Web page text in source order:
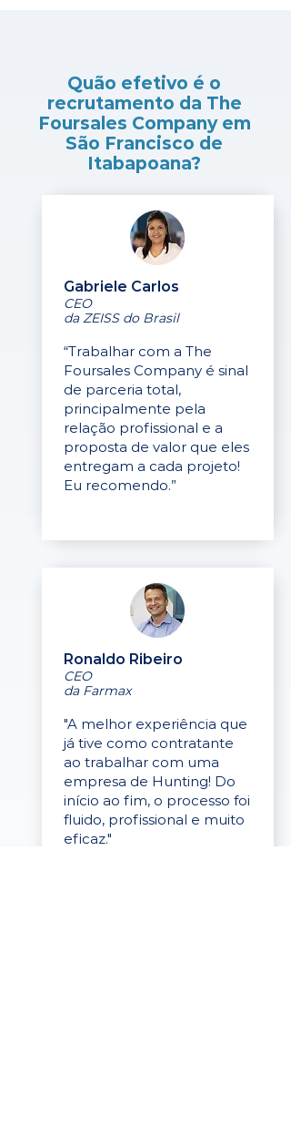
Quão efetivo é o
recrutamento da The
Foursales Company em
São Francisco de
Itabapoana?
Gabriele Carlos
CEO
da ZEISS do Brasil
“Trabalhar com a The
Foursales Company é sinal
de parceria total,
principalmente pela
relação profissional e a
proposta de valor que eles
entregam a cada projeto!
Eu recomendo.”
Ronaldo Ribeiro
CEO
da Farmax
"A melhor experiência que
já tive como contratante
ao trabalhar com uma
empresa de Hunting! Do
início ao fim, o processo foi
fluido, profissional e muito
eficaz."